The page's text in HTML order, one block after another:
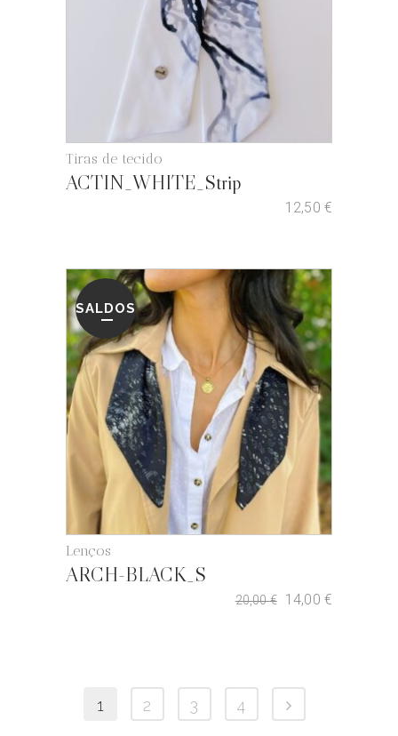
Tiras de tecido
ACTIN_WHITE_Strip
12,50 €
SALDOS
Lenços
ARCH-BLACK_S
20,00€ 14,00 €
1 2 3 4